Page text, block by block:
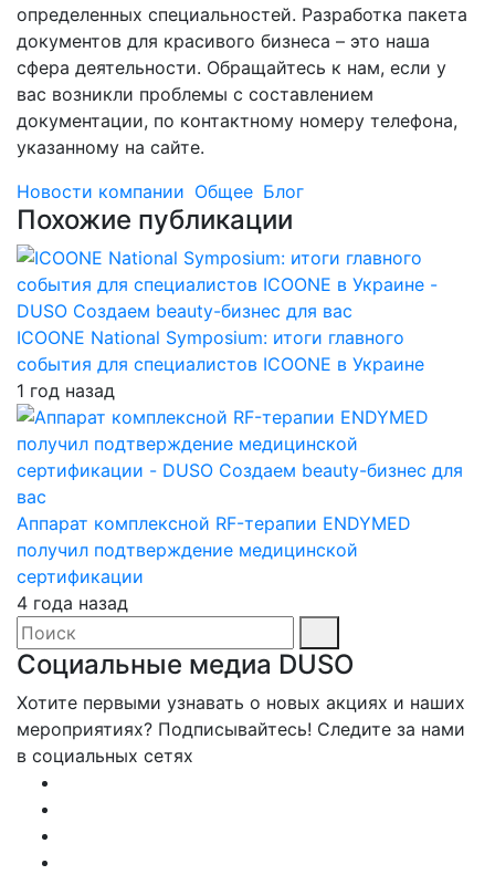
определенных специальностей. Разработка пакета
документов для красивого бизнеса – это наша
сфера деятельности. Обращайтесь к нам, если у
вас возникли проблемы с составлением
документации, по контактному номеру телефона,
указанному на сайте.
Новости компании Общее Блог
Похожие публикации
ICOONE National Symposium: итоги главного
события для специалистов ICOONE в Украине
1 год назад
Аппарат комплексной RF-терапии ENDYMED
получил подтверждение медицинской
сертификации
4 года назад
Социальные медиа DUSO
Хотите первыми узнавать о новых акциях и наших
мероприятиях? Подписывайтесь! Следите за нами
в социальных сетях